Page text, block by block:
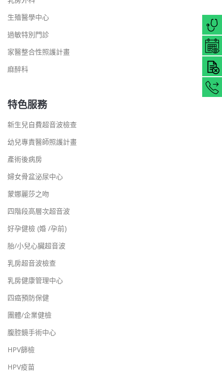
生殖醫學中心
過敏特別門診
家醫整合性照護計畫
麻醉科
特色服務
新生兒自費超音波檢查
幼兒專責醫師照護計畫
產術後病房
婦女骨盆泌尿中心
蒙娜麗莎之吻
四階段高層次超音波
好孕健檢 (婚 /孕前)
胎/小兒心臟超音波
乳房超音波檢查
乳房健康管理中心
四癌預防保健
團體/企業健檢
腹腔鏡手術中心
HPV篩檢
HPV疫苗